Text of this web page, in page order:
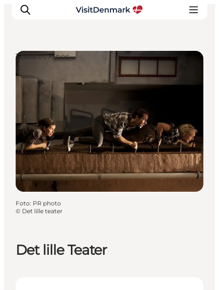
Inspiration
Regionen
Erlebnisse
Unterkünfte
Reiseplanung
Det lille Teater
Theater/Kinos
Foto: PR photo
© Det lille teater